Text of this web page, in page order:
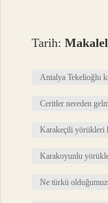
Tarih:
Antalya Tekelioğlu
Ceritler nereden
Karakeçili yörükleri
Karakoyunlu
Ne türkü